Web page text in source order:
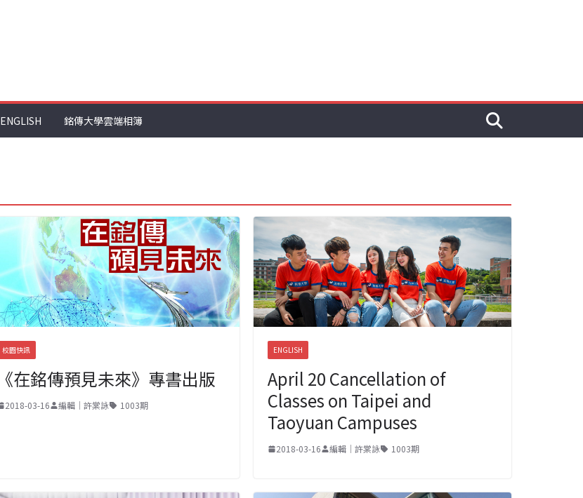
ENGLISH 銘傳大學雲端相簿
校園快訊
《在銘傳預見未來》專書出版
2018-03-16 編輯｜許棠詠 1003期
ENGLISH
April 20 Cancellation of
Classes on Taipei and
Taoyuan Campuses
2018-03-16 編輯｜許棠詠 1003期